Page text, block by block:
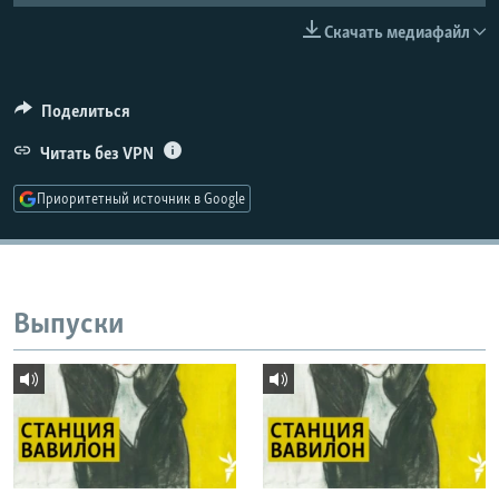
СОЦИАЛЬНЫЕ СЕТИ
Скачать медиафайл
Поделиться
Читать без VPN
Приоритетный источник в Google
Выпуски